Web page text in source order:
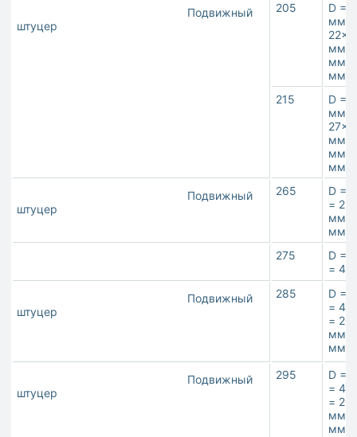
Подвижный
штуцер
205
D =
ммR
мм
215
D =
27×2
ммR
мм
Подвижный
штуцер
265
D =
=
мм
275
D =
=
Подвижный
штуцер
285
D =
=
=
ммS
мм
Подвижный
штуцер
295
D =
=
=
ммS
мм